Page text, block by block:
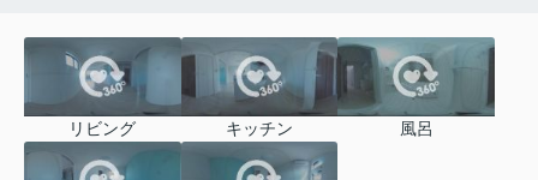
リビング キッチン 風呂